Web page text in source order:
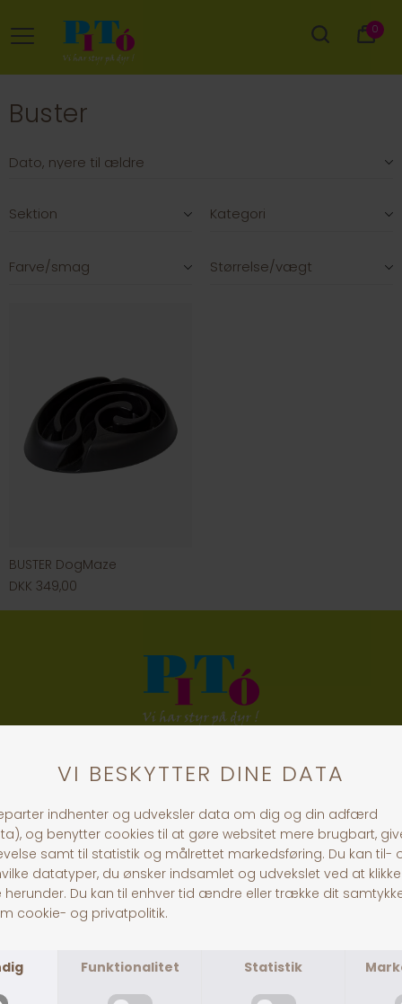
0
Buster
Sektion Kategori
Farve/smag Størrelse/vægt
BUSTER DogMaze
DKK 349,00
Pitó Auning
Centervej 10A
8963 Auning
CVR
© Pitó 2024, CVR 32696589